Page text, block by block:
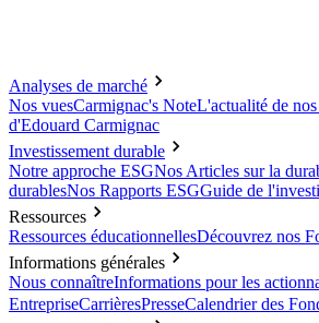
Analyses de marché
Nos vuesCarmignac's NoteL'actualité de nos
d'Edouard Carmignac
Investissement durable
Notre approche ESGNos Articles sur la
durablesNos Rapports ESGGuide de
Ressources
Ressources éducationnellesDécouvrez nos
Informations générales
Nous connaîtreInformations pour les
EntrepriseCarrièresPresseCalendrier des